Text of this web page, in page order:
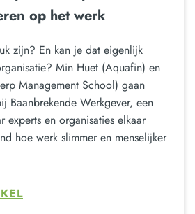
op het werk
zijn? En kan je dat eigenlijk
Min Huet (Aquafin) en
Management School) gaan
Baanbrekende Werkgever, een
experts en organisaties elkaar
hoe werk slimmer en menselijker